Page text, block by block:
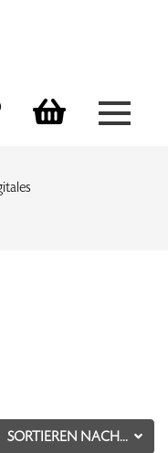
Menü
SORTIEREN NACH...